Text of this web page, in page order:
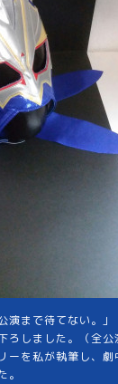
まで待てない。」
ろしました。（全公
ーを私が執筆し、